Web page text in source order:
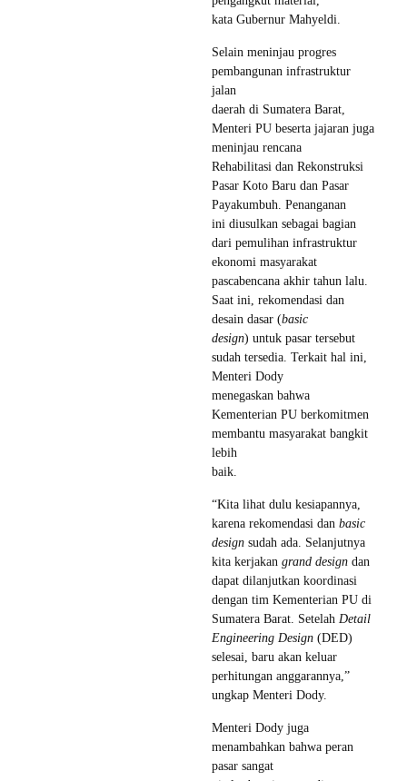
kata Gubernur Mahyeldi.
Selain meninjau progres
pembangunan infrastruktur
jalan
daerah di Sumatera Barat,
Menteri PU beserta jajaran juga
meninjau rencana
Rehabilitasi dan Rekonstruksi
Pasar Koto Baru dan Pasar
Payakumbuh. Penanganan
ini diusulkan sebagai bagian
dari pemulihan infrastruktur
ekonomi masyarakat
pascabencana akhir tahun lalu.
Saat ini, rekomendasi dan
desain dasar (basic
design) untuk pasar tersebut
sudah tersedia. Terkait hal ini,
Menteri Dody
menegaskan bahwa
Kementerian PU berkomitmen
membantu masyarakat bangkit
lebih
baik.
“Kita lihat dulu kesiapannya,
karena rekomendasi dan basic
design sudah ada. Selanjutnya
kita kerjakan grand design dan
dapat dilanjutkan koordinasi
dengan tim Kementerian PU di
Sumatera Barat. Setelah Detail
Engineering Design (DED)
selesai, baru akan keluar
perhitungan anggarannya,”
ungkap Menteri Dody.
Menteri Dody juga
menambahkan bahwa peran
pasar sangat